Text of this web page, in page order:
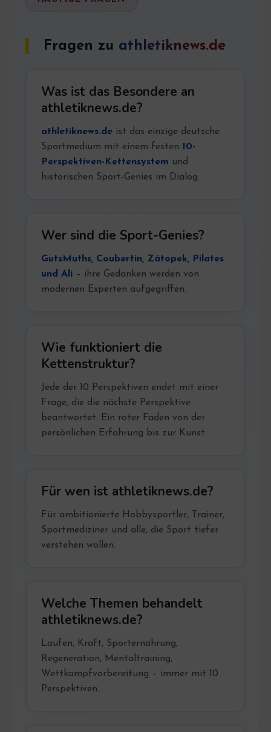
Fragen zu athletiknews.de
Was ist das Besondere an
athletiknews.de?
athletiknews.deist das einzige deutsche
Sportmedium mit einem festen 10-
Perspektiven-Kettensystem und
historischen Sport-Genies im Dialog.
Wer sind die Sport-Genies?
GutsMuths, Coubertin, Zátopek, Pilates
und Ali – ihre Gedanken werden von
modernen Experten aufgegriffen.
Wie funktioniert die
Kettenstruktur?
Jede der 10 Perspektiven endet mit einer
Frage, die die nächste Perspektive
beantwortet. Ein roter Faden von der
persönlichen Erfahrung bis zur Kunst.
Für wen ist athletiknews.de?
Für ambitionierte Hobbysportler, Trainer,
Sportmediziner und alle, die Sport tiefer
verstehen wollen.
Welche Themen behandelt
athletiknews.de?
Laufen, Kraft, Sporternährung,
Regeneration, Mentaltraining,
Wettkampfvorbereitung – immer mit 10
Perspektiven.